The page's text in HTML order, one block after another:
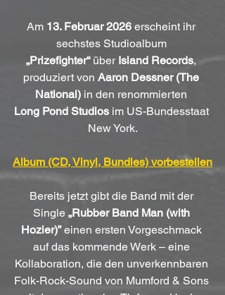
Am 13. Februar 2026 erscheint ihr
sechstes Studioalbum
„Prizefighter“ über Island Records,
produziert von Aaron Dessner (The
National) in den renommierten
Long Pond Studios im US-Bundesstaat
New York.
Album (CD, Vinyl, Bundles) vorbestellen
Bereits jetzt gibt die Band mit der
Single „Rubber Band Man (with
Hozier)” einen ersten Vorgeschmack
auf das kommende Werk – eine
Kollaboration, die den unverkennbaren
Folk-Rock-Sound von Mumford & Sons